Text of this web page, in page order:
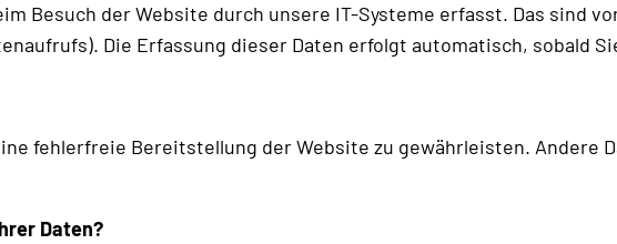
Besuch der Website durch unsere IT-Systeme erfasst. Das sind
Die Erfassung dieser Daten erfolgt automatisch, sobald
fehlerfreie Bereitstellung der Website zu gewährleisten. Andere
Daten?